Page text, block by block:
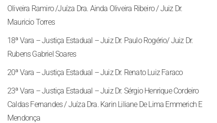
Oliveira Ramiro /Juíza Dra. Ainda Oliveira Ribeiro / Juiz Dr.
Mauricio Torres
18ª Vara – Justiça Estadual – Juiz Dr. Paulo Rogério/ Juiz Dr.
Rubens Gabriel Soares
20ª Vara – Justiça Estadual – Juiz Dr. Renato Luiz Faraco
23ª Vara – Justiça Estadual – Juiz Dr. Sérgio Henrique Cordeiro
Caldas Fernandes / Juíza Dra. Karin Liliane De Lima Emmerich E
Mendonça